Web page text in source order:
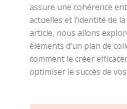
assure une cohérence
actuelles et l’identité de
article, nous allons
éléments d’un plan de
comment le créer
optimiser le succès de